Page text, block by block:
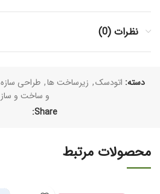
نظرات (0)
دسته: اتودسک, زیرساخت ها, طراحی سازه
و ساخت و ساز
Share:
محصولات مرتبط